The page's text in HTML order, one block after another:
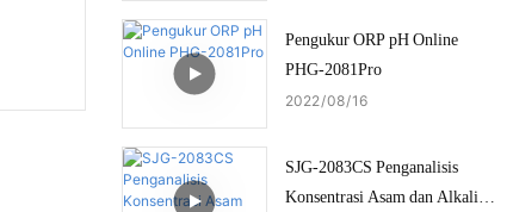
Pengukur ORP pH Online
PHG-2081Pro
2022 08 16
SJG-2083CS Penganalisis
Konsentrasi Asam dan Alkali